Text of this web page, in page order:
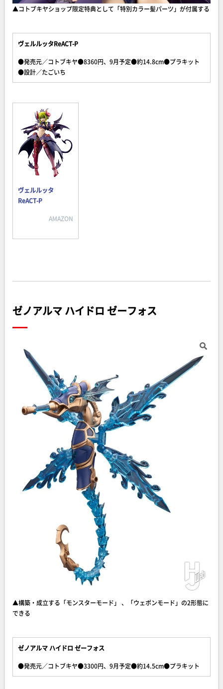
▲コトブキヤショップ限定特典として「特別カラー髪パーツ」が付属する
ヴェルルッタReACT-P
●発売元／コトブキヤ●8360円、9月予定●約14.8cm●プラキット
●設計／たごいち
ヴェルルッタ
ReACT-P
AMAZON
ゼノアルマ ハイドロ ゼーフォス
▲構築・成立する「モンスターモード」 、「ウェポンモード」の2形態に
できる
ゼノアルマ ハイドロ ゼーフォス
●発売元／コトブキヤ●3300円、9月予定●約14.5cm●プラキット